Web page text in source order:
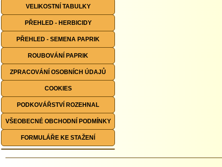
VELIKOSTNÍ TABULKY
PŘEHLED - HERBICIDY
PŘEHLED - SEMENA PAPRIK
ROUBOVÁNÍ PAPRIK
ZPRACOVÁNÍ OSOBNÍCH ÚDAJŮ
COOKIES
PODKOVÁŘSTVÍ ROZEHNAL
VŠEOBECNÉ OBCHODNÍ PODMÍNKY
FORMULÁŘE KE STAŽENÍ